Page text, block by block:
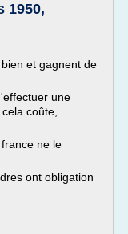
1950,
et gagnent de
une
coûte,
ne le
ont obligation